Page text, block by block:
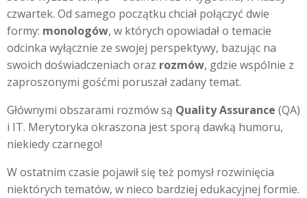
czwartek. Od samego początku chciał połączyć dwie
formy: monologów, w których opowiadał o temacie
odcinka wyłącznie ze swojej perspektywy, bazując na
swoich doświadczeniach oraz rozmów, gdzie wspólnie z
zaproszonymi gośćmi poruszał zadany temat.
Głównymi obszarami rozmów są Quality Assurance (QA)
i IT. Merytoryka okraszona jest sporą dawką humoru,
niekiedy czarnego!
W ostatnim czasie pojawił się też pomysł rozwinięcia
niektórych tematów, w nieco bardziej edukacyjnej formie.